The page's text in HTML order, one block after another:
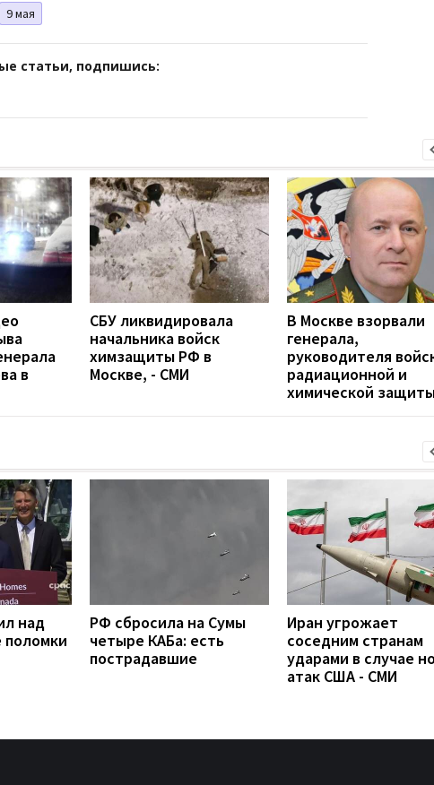
9 мая
статьи, подпишись:
в
СБУ ликвидировала
начальника войск
химзащиты РФ в
Москве, - СМИ
В Москве взорвали
генерала,
руководителя
радиационной и
химической
над
поломки
РФ сбросила на Сумы
четыре КАБа: есть
пострадавшие
Иран угрожает
соседним странам
ударами в случае
атак США - СМИ